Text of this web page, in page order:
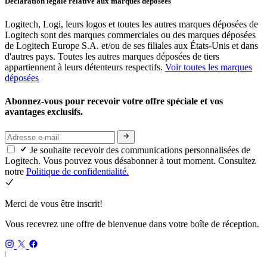
Logitech, Logi, leurs logos et toutes les autres marques déposées de
Logitech sont des marques commerciales ou des marques déposées
de Logitech Europe S.A. et/ou de ses filiales aux États-Unis et dans
d'autres pays. Toutes les autres marques déposées de tiers
appartiennent à leurs détenteurs respectifs. Voir toutes les marques
déposées
Abonnez-vous pour recevoir votre offre spéciale et vos
avantages exclusifs.
Je souhaite recevoir des communications personnalisées de
Logitech. Vous pouvez vous désabonner à tout moment. Consultez
notre Politique de confidentialité.
Merci de vous être inscrit!
Vous recevrez une offre de bienvenue dans votre boîte de réception.